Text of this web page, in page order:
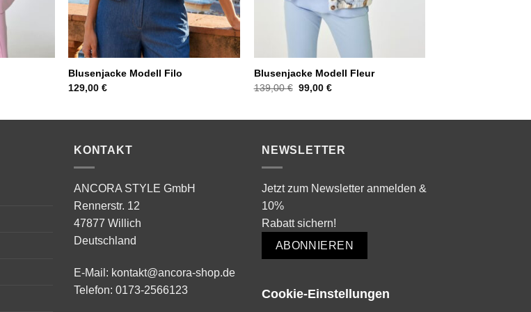
Blusenjacke Modell Filo
129,00€
Blusenjacke Modell Fleur
139,00€ Ursprünglicher
Preis
99,00 €Aktueller
KONTAKT
ANCORA STYLE GmbH
Rennerstr. 12
47877 Willich
Deutschland
E-Mail: kontakt@ancora-shop.de
Telefon: 0173-2566123
NEWSLETTER
Jetzt zum Newsletter anmelden &
10%
Rabatt sichern!
ABONNIEREN
Cookie-Einstellungen